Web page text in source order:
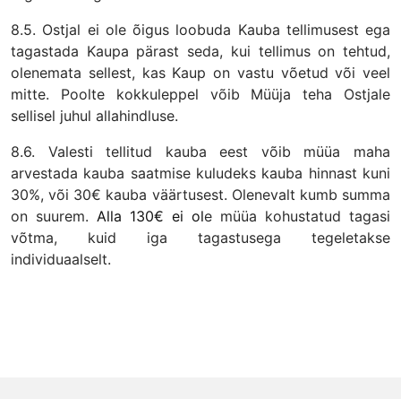
8.5. Ostjal ei ole õigus loobuda Kauba tellimusest ega
tagastada Kaupa pärast seda, kui tellimus on tehtud,
olenemata sellest, kas Kaup on vastu võetud või veel
mitte. Poolte kokkuleppel võib Müüja teha Ostjale
sellisel juhul allahindluse.
8.6. Valesti tellitud kauba eest võib müüa maha
arvestada kauba saatmise kuludeks kauba hinnast kuni
30%, või 30€ kauba väärtusest. Olenevalt kumb summa
on suurem. Alla 130€ ei ole müüa kohustatud tagasi
võtma, kuid iga tagastusega tegeletakse
individuaalselt.